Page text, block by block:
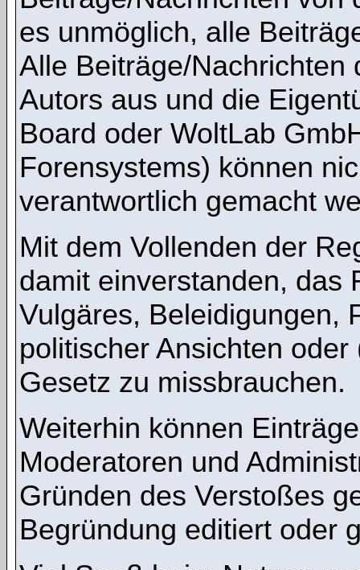
es unmöglich, alle
Alle Beiträge/Nachrichten
Autors aus und die
Board oder WoltLab
Forensystems) können
verantwortlich gemacht
Mit dem Vollenden der
damit einverstanden, das
Vulgäres, Beleidigungen,
politischer Ansichten
Gesetz zu missbrauchen.
Weiterhin können
Moderatoren und
Gründen des Verstoßes
Begründung editiert oder